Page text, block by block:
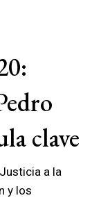
clave
a la
y los